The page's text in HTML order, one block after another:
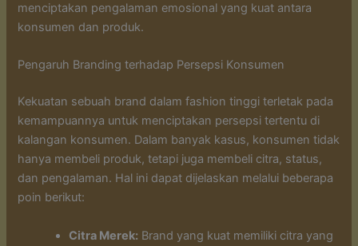
menciptakan pengalaman emosional yang kuat antara
konsumen dan produk.
Pengaruh Branding terhadap Persepsi Konsumen
Kekuatan sebuah brand dalam fashion tinggi terletak pada
kemampuannya untuk menciptakan persepsi tertentu di
kalangan konsumen. Dalam banyak kasus, konsumen tidak
hanya membeli produk, tetapi juga membeli citra, status,
dan pengalaman. Hal ini dapat dijelaskan melalui beberapa
poin berikut:
Citra Merek: Brand yang kuat memiliki citra yang